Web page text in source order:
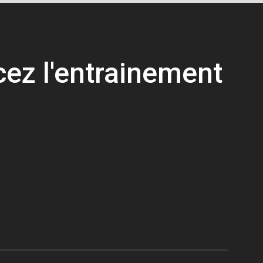
l'entrainement